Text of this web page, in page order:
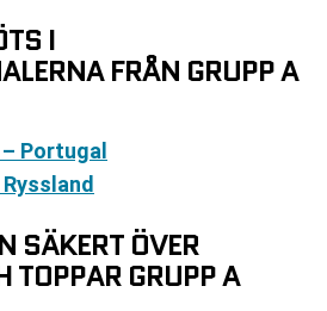
I
FRÅN GRUPP A
Portugal
SÄKERT ÖVER
TOPPAR GRUPP A